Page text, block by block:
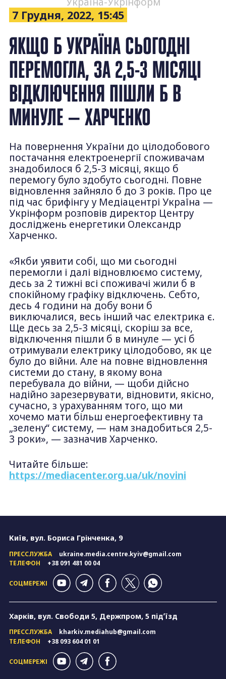
7 Грудня, 2022, 15:45
ЯКЩО Б УКРАЇНА СЬОГОДНІ
ПЕРЕМОГЛА, ЗА 2,5-3 МІСЯЦІ
ВІДКЛЮЧЕННЯ ПІШЛИ Б В
МИНУЛЕ — ХАРЧЕНКО
На повернення України до цілодобового
постачання електроенергії споживачам
знадобилося б 2,5-3 місяці, якщо б
перемогу було здобуто сьогодні. Повне
відновлення зайняло б до 3 років. Про це
під час брифінгу у Медіацентрі Україна —
Укрінформ розповів директор Центру
досліджень енергетики Олександр
Харченко.
«Якби уявити собі, що ми сьогодні
перемогли і далі відновлюємо систему,
десь за 2 тижні всі споживачі жили б в
спокійному графіку відключень. Себто,
десь 4 години на добу вони б
виключалися, весь інший час електрика є.
Ще десь за 2,5-3 місяці, скоріш за все,
відключення пішли б в минуле — усі б
отримували електрику цілодобово, як це
було до війни. Але на повне відновлення
системи до стану, в якому вона
перебувала до війни, — щоби дійсно
надійно зарезервувати, відновити, якісно,
сучасно, з урахуванням того, що ми
хочемо мати більш енергоефективну та
„зелену“ систему, — нам знадобиться 2,5-
3 роки», — зазначив Харченко.
Читайте більше:
https://mediacenter.org.ua/uk/novini
Київ, вул. Бориса Грінченка, 9
ПРЕССЛУЖБА
ukraine.media.centre.kyiv@gmail.com
ТЕЛЕФОН
+38 091 481 00 04
СОЦМЕРЕЖІ
Харків, вул. Свободи 5, Держпром, 5 підʼїзд
ПРЕССЛУЖБА
kharkiv.mediahub@gmail.com
ТЕЛЕФОН
+38 093 604 01 01
СОЦМЕРЕЖІ